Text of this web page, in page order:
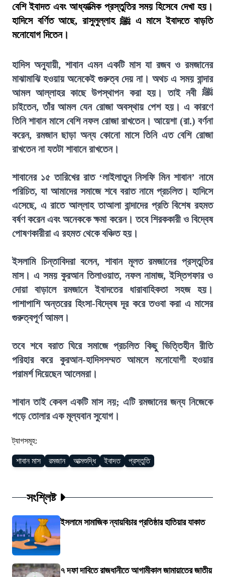
বেশি ইবাদত এবং আধ্যাত্মিক প্রস্তুতির সময় হিসেবে দেখা হয়।
হাদিসে বর্ণিত আছে, রাসুলুল্লাহ ﷺ এ মাসে ইবাদতে বাড়তি
মনোযোগ দিতেন।
হাদিস অনুযায়ী, শাবান এমন একটি মাস যা রজব ও রমজানের
মাঝামাঝি হওয়ায় অনেকেই গুরুত্ব দেয় না। অথচ এ সময় বান্দার
আমল আল্লাহর কাছে উপস্থাপন করা হয়। তাই নবী ﷺ
চাইতেন, তাঁর আমল যেন রোজা অবস্থায় পেশ হয়। এ কারণে
তিনি শাবান মাসে বেশি নফল রোজা রাখতেন। আয়েশা (রা.) বর্ণনা
করেন, রমজান ছাড়া অন্য কোনো মাসে তিনি এত বেশি রোজা
রাখতেন না যতটা শাবানে রাখতেন।
শাবানের ১৫ তারিখের রাত ‘লাইলাতুন নিসফি মিন শাবান’ নামে
পরিচিত, যা আমাদের সমাজে শবে বরাত নামে প্রচলিত। হাদিসে
এসেছে, এ রাতে আল্লাহ তাআলা বান্দাদের প্রতি বিশেষ রহমত
বর্ষণ করেন এবং অনেককে ক্ষমা করেন। তবে শিরককারী ও বিদ্বেষ
পোষণকারীরা এ রহমত থেকে বঞ্চিত হয়।
ইসলামি চিন্তাবিদরা বলেন, শাবান মূলত রমজানের প্রস্তুতির
মাস। এ সময় কুরআন তিলাওয়াত, নফল নামাজ, ইস্তিগফার ও
দোয়া বাড়ালে রমজানে ইবাদতের ধারাবাহিকতা সহজ হয়।
পাশাপাশি অন্তরের হিংসা-বিদ্বেষ দূর করে তওবা করা এ মাসের
গুরুত্বপূর্ণ আমল।
তবে শবে বরাত ঘিরে সমাজে প্রচলিত কিছু ভিত্তিহীন রীতি
পরিহার করে কুরআন-হাদিসসম্মত আমলে মনোযোগী হওয়ার
পরামর্শ দিয়েছেন আলেমরা।
শাবান তাই কেবল একটি মাস নয়; এটি রমজানের জন্য নিজেকে
গড়ে তোলার এক মূল্যবান সুযোগ।
ট্যাগসমূহ:
শাবান মাস রমজান আত্মশুদ্ধি ইবাদত প্রস্তুতি
সংশ্লিষ্ট
ইসলামে সামাজিক ন্যায়বিচার প্রতিষ্ঠার হাতিয়ার যাকাত
৭ দফা দাবিতে রাজধানীতে আগামীকাল জামায়াতের জাতীয়